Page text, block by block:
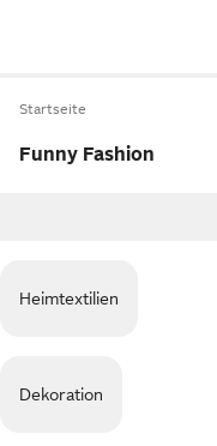
Startseite
Funny Fashion
Heimtextilien
Dekoration